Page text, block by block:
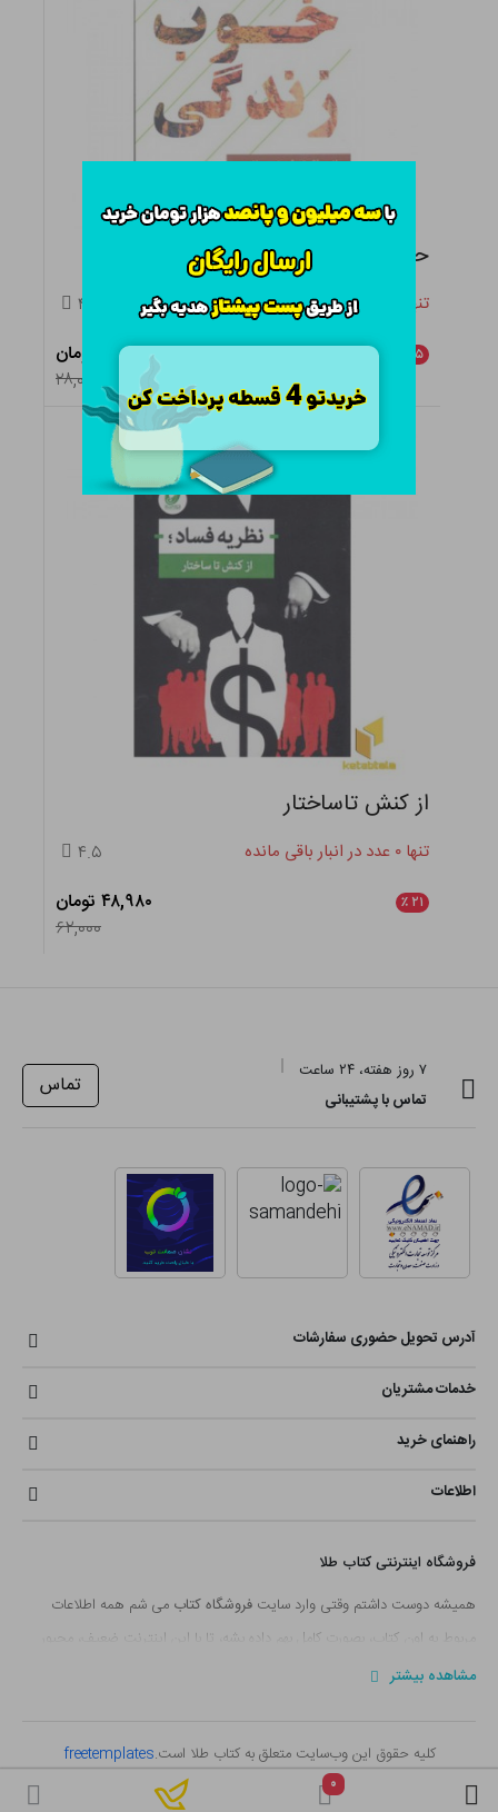
حس خوب زندگی
تنها ۰ عدد در انبار باقی مانده ۴.۵
۵
۲۶,۶۰۰ تومان
۲۸,۰۰۰
از کنش تاساختار
تنها ۰ عدد در انبار باقی مانده ۴.۵
۲۱ ٪
۴۸,۹۸۰ تومان
۶۲,۰۰۰
۰
۷ روز هفته، ۲۴ ساعت
تماس با پشتیبانی
تماس
آدرس تحویل حضوری سفارشات
خدمات مشتریان
راهنمای خرید
اطلاعات
فروشگاه اینترنتی کتاب طلا
همیشه دوست داشتم وقتی وارد سایت فروشگاه کتاب می شم همه اطلاعات
مربوط به اون کتاب، بصورت کامل بهم داده بشه، تا با این اینترنت ضعیف، مجبور
نباشم صفحه ها رو جابجا کنم. همین فکر شده بود یک دغدغه ای که تعداد کمی از
هم به تعدادشون اضافه می شه که جلوتر از من شروع به کار کردند و این سوال که؛
اگر من هم بخواهم وارد این عرصه بشم چه جایگاهی می تونم تو این دنیای
مشاهده بیشتر
کلیه حقوق این وب‌سایت متعلق به کتاب طلا است.freetemplates